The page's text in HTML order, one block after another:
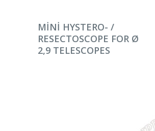
DEVAMINI OKU
MINI HYSTERO- /
RESECTOSCOPE FOR Ø
2,9 TELESCOPES